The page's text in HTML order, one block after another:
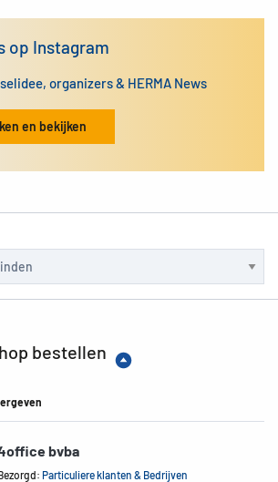
op Instagram
organizers & HERMA News
en bekijken
bestellen
bvba
Particuliere klanten & Bedrijven